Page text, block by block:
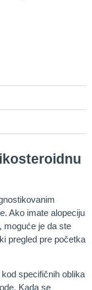
Ako imate alopeciju
moguće je da ste
pregled pre početka
specifičnih oblika
Kada se